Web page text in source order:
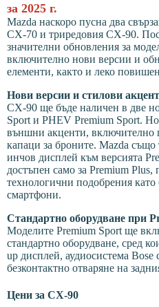
за 2025 г.
Mazda наскоро пусна два
CX-70 и триредовия CX-90.
значителни обновления за
включително нови версии и
елементи, както и леко
Нови версии и стилови
CX-90 ще бъде наличен в две
Sport и PHEV Premium Sport.
външни акценти, включително
капаци за броните. Mazda
инчов дисплей към версията
достъпен само за Premium Plus,
технологични подобрения като
смартфони.
Стандартно оборудване при
Моделите Premium Sport ще
стандартно оборудване, сред
up дисплей, аудиосистема Bose
безконтактно отваряне на
Цени за CX-90